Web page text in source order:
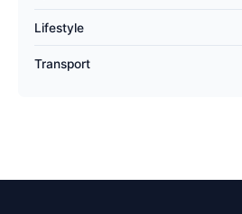
Lifestyle
Transport